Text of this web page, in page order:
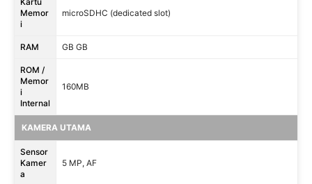
Memor
i
microSDHC (dedicated slot)
RAM GB GB
ROM /
Memor
i
Internal
160MB
KAMERA UTAMA
Sensor
Kamer
a
5 MP, AF